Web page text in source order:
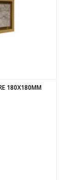
180X180MM